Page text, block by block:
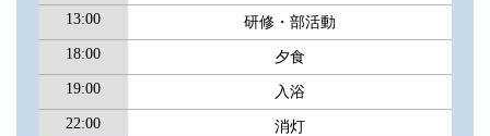
13:00
研修・部活動
18:00
夕食
19:00
入浴
22:00
消灯